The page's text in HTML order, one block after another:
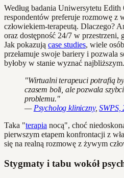
Według badania Uniwersytetu
respondentów preferuje rozmowę z
człowiekiem-terapeutą. Dlaczego?
oraz dostępność 24/7 w przestrzeni,
Jak pokazują case studies, wiele
przełamuje swoje bariery i pozwala
byłoby w stanie wyznać najbliższym.
"Wirtualni terapeuci potrafią
czasem boli, ale pozwala
problemu."
— Psycholog kliniczny,SWPS,
Taka "terapia nocą", choć
pierwszym etapem konfrontacji z
się na realną rozmowę z żywym
Stygmaty i tabu wokół